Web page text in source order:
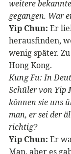
weitere
gegangen. War
Yip Chun: Er
herausfinden,
wenig später.
Hong Kong.
Kung Fu: In
Schüler von Yip
können sie uns
man, er sei der
richtig?
Yip Chun: Er
Man, aber es